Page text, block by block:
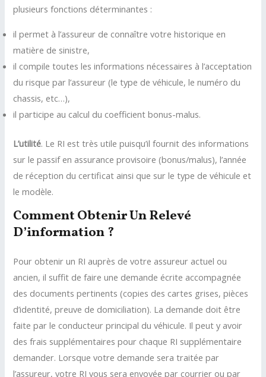
plusieurs fonctions déterminantes :
il permet à l’assureur de connaître votre historique en
matière de sinistre,
il compile toutes les informations nécessaires à l’acceptation
du risque par l’assureur (le type de véhicule, le numéro du
chassis, etc…),
il participe au calcul du coefficient bonus-malus.
L’utilité. Le RI est très utile puisqu’il fournit des informations
sur le passif en assurance provisoire (bonus/malus), l’année
de réception du certificat ainsi que sur le type de véhicule et
le modèle.
Comment Obtenir Un Relevé
D’information ?
Pour obtenir un RI auprès de votre assureur actuel ou
ancien, il suffit de faire une demande écrite accompagnée
des documents pertinents (copies des cartes grises, pièces
d’identité, preuve de domiciliation). La demande doit être
faite par le conducteur principal du véhicule. Il peut y avoir
des frais supplémentaires pour chaque RI supplémentaire
demander. Lorsque votre demande sera traitée par
l’assureur, votre RI vous sera envoyée par courrier ou par